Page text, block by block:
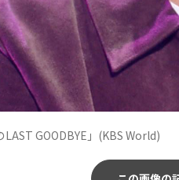
LAST GOODBYE」(KBS World)